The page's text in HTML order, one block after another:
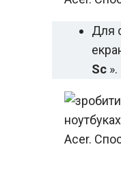
Для
Sc ».